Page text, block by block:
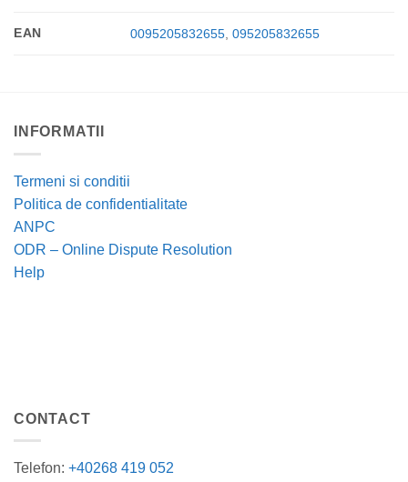
EAN 0095205832655 ,095205832655
INFORMATII
Termeni si conditii
Politica de confidentialitate
ANPC
ODR – Online Dispute Resolution
Help
CONTACT
Telefon: +40268 419 052